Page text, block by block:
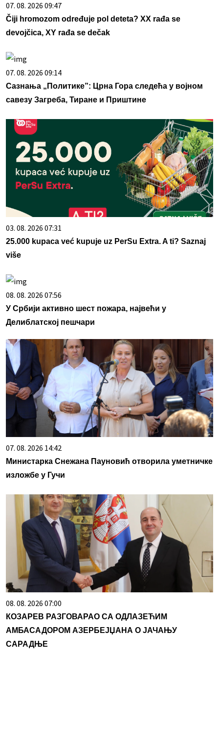
07. 08. 2026 09:47
Čiji hromozom određuje pol deteta? XX rađa se
devojčica, XY rađa se dečak
07. 08. 2026 09:14
Сазнања „Политике”: Црна Гора следећа у војном
савезу Загреба, Тиране и Приштине
03. 08. 2026 07:31
25.000 kupaca već kupuje uz PerSu Extra. A ti? Saznaj
više
08. 08. 2026 07:56
У Србији активно шест пожара, највећи у
Делиблатској пешчари
07. 08. 2026 14:42
Министарка Снежана Пауновић отворила уметничке
изложбе у Гучи
08. 08. 2026 07:00
КОЗАРЕВ РАЗГОВАРАО СА ОДЛАЗЕЋИМ
АМБАСАДОРОМ АЗЕРБЕЈЏАНА О ЈАЧАЊУ
САРАДЊЕ